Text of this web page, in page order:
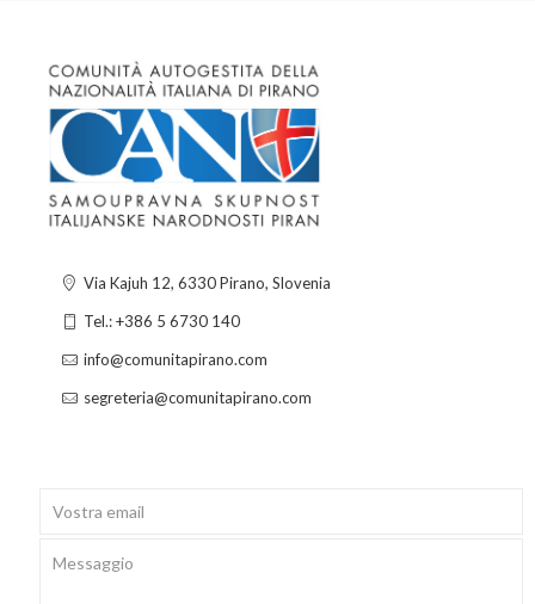
Via Kajuh 12, 6330 Pirano, Slovenia
Tel.: +386 5 6730 140
info@comunitapirano.com
segreteria@comunitapirano.com